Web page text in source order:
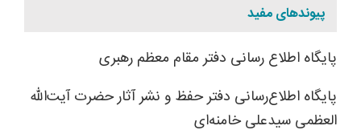
پیوندهای مفید
پایگاه اطلاع رسانی دفتر مقام معظم رهبری
پایگاه اطلاع‌رسانی دفتر حفظ و نشر آثار حضرت آیت‌الله
العظمی سیدعلی خامنه‌ای